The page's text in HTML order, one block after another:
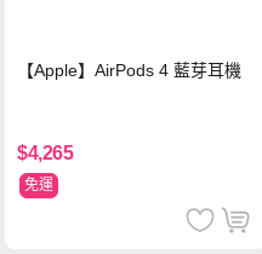
【Apple】AirPods 4 藍芽耳機
$4,265
免運